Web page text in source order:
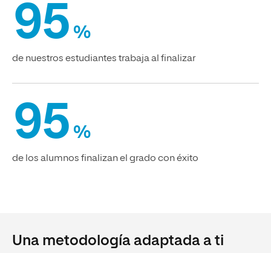
95 %
de nuestros estudiantes trabaja al finalizar
95 %
de los alumnos finalizan el grado con éxito
Una metodología adaptada a ti